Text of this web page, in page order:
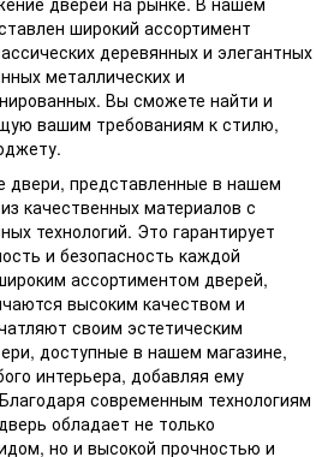
широкий ассортимент
деревянных и элегантных
металлических и
Вы сможете найти и
вашим требованиям к стилю,
двери, представленные в нашем
качественных материалов с
технологий. Это гарантирует
и безопасность каждой
ассортиментом дверей,
высоким качеством и
своим эстетическим
доступные в нашем магазине,
интерьера, добавляя ему
современным технологиям
обладает не только
но и высокой прочностью и